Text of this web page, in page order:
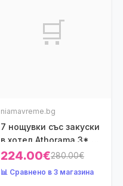
🛒
niamavreme.bg
7 нощувки със закуски
в хотел Athorama 3*,
Халкидики, Гърция
до 5,99г. - безплатно!
224.00€280.00€
📊 Сравнено в 3 магазина